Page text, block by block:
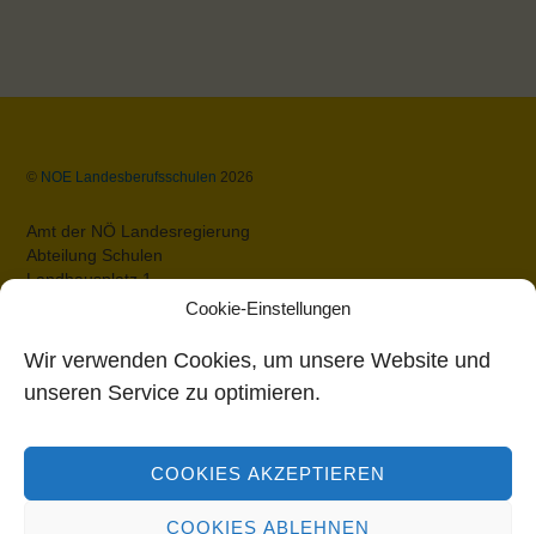
Cookie-Einstellungen
Wir verwenden Cookies, um unsere Website und
unseren Service zu optimieren.
COOKIES AKZEPTIEREN
COOKIES ABLEHNEN
© NOE Landesberufsschulen 2026
Amt der NÖ Landesregierung
Abteilung Schulen
Landhausplatz 1
Impressum
Rennbahnstraße 29
3109 St. Pölten